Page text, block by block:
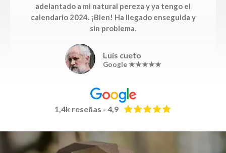
adelantado a mi natural pereza y ya tengo el
calendario 2024. ¡Bien! Ha llegado enseguida y
sin problema.
Luís cueto
Google ★★★★★
1,4k reseñas - 4,9